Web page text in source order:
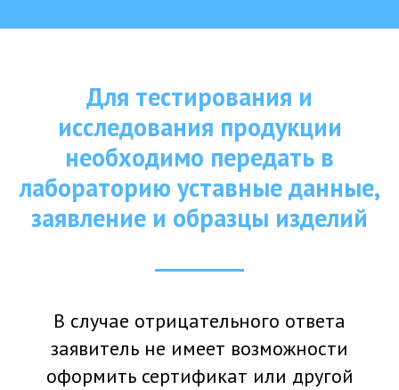
Для тестирования и
исследования продукции
необходимо передать в
лабораторию уставные данные,
заявление и образцы изделий
В случае отрицательного ответа
заявитель не имеет возможности
оформить сертификат или другой